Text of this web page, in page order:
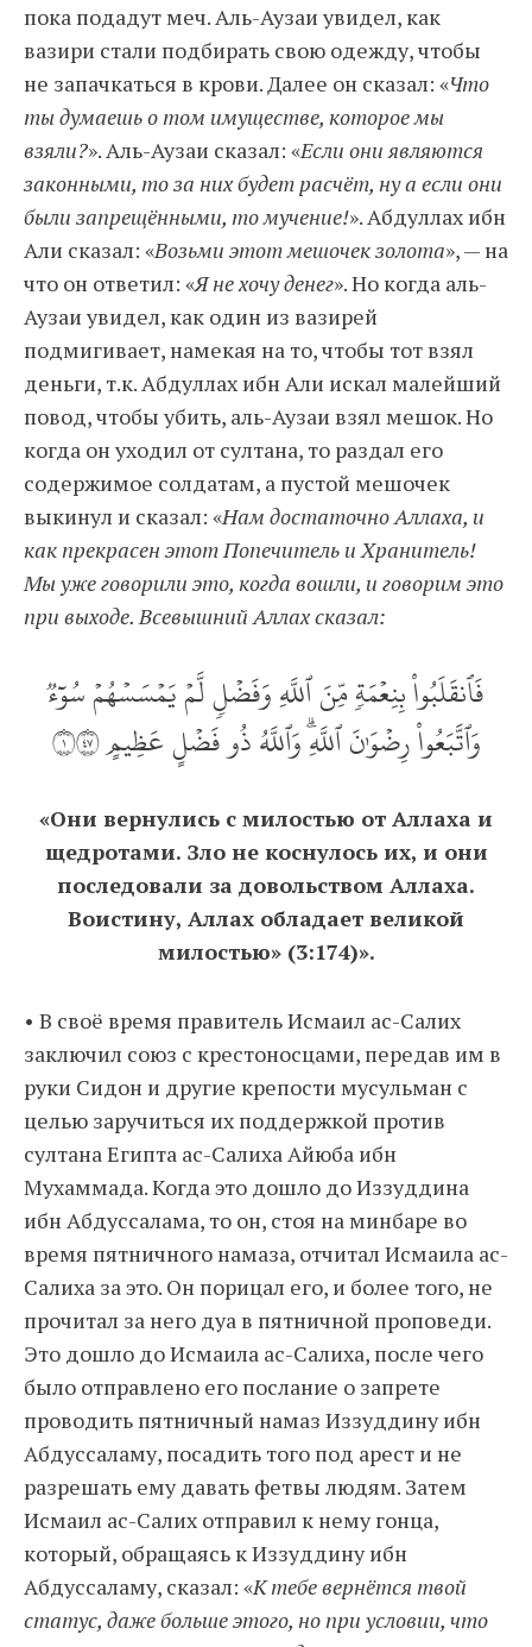
пока подадут меч. Аль-Аузаи увидел, как
вазири стали подбирать свою одежду, чтобы
не запачкаться в крови. Далее он сказал: «Что
ты думаешь о том имуществе, которое мы
взяли?». Аль-Аузаи сказал: «Если они являются
законными, то за них будет расчёт, ну а если они
были запрещёнными, то мучение!». Абдуллах ибн
Али сказал: «Возьми этот мешочек золота», — на
что он ответил: «Я не хочу денег». Но когда аль-
Аузаи увидел, как один из вазирей
подмигивает, намекая на то, чтобы тот взял
деньги, т.к. Абдуллах ибн Али искал малейший
повод, чтобы убить, аль-Аузаи взял мешок. Но
когда он уходил от султана, то раздал его
содержимое солдатам, а пустой мешочек
выкинул и сказал: «Нам достаточно Аллаха, и
как прекрасен этот Попечитель и Хранитель!
Мы уже говорили это, когда вошли, и говорим это
при выходе. Всевышний Аллах сказал:
فَٱنقَلَبُواْ بِنِعۡمَةٖ مِّنَ ٱللَّهِ وَفَضۡلٖ لَّمۡ يَمۡسَسۡهُمۡ سُوٓءٞ
وَٱتَّبَعُواْ رِضۡوَٰنَ ٱللَّهِۗ وَٱللَّهُ ذُو فَضۡلٍ عَظِيمٍ ١٧٤
«Они вернулись с милостью от Аллаха и
щедротами. Зло не коснулось их, и они
последовали за довольством Аллаха.
Воистину, Аллах обладает великой
милостью» (3:174)».
• В своё время правитель Исмаил ас-Салих
заключил союз с крестоносцами, передав им в
руки Сидон и другие крепости мусульман с
целью заручиться их поддержкой против
султана Египта ас-Салиха Айюба ибн
Мухаммада. Когда это дошло до Иззуддина
ибн Абдуссалама, то он, стоя на минбаре во
время пятничного намаза, отчитал Исмаила ас-
Салиха за это. Он порицал его, и более того, не
прочитал за него дуа в пятничной проповеди.
Это дошло до Исмаила ас-Салиха, после чего
было отправлено его послание о запрете
проводить пятничный намаз Иззуддину ибн
Абдуссаламу, посадить того под арест и не
разрешать ему давать фетвы людям. Затем
Исмаил ас-Салих отправил к нему гонца,
который, обращаясь к Иззуддину ибн
Абдуссаламу, сказал: «К тебе вернётся твой
статус, даже больше этого, но при условии, что